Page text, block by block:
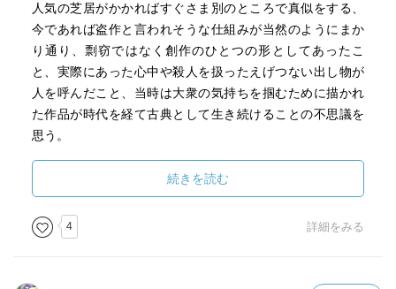
人気の芝居がかかればすぐさま別のところで真似をする、
今であれば盗作と言われそうな仕組みが当然のようにまか
り通り、剽窃ではなく創作のひとつの形としてあったこ
と、実際にあった心中や殺人を扱ったえげつない出し物が
人を呼んだこと、当時は大衆の気持ちを掴むために描かれ
た作品が時代を経て古典として生き続けることの不思議を
思う。
続きを読む
4 詳細をみる